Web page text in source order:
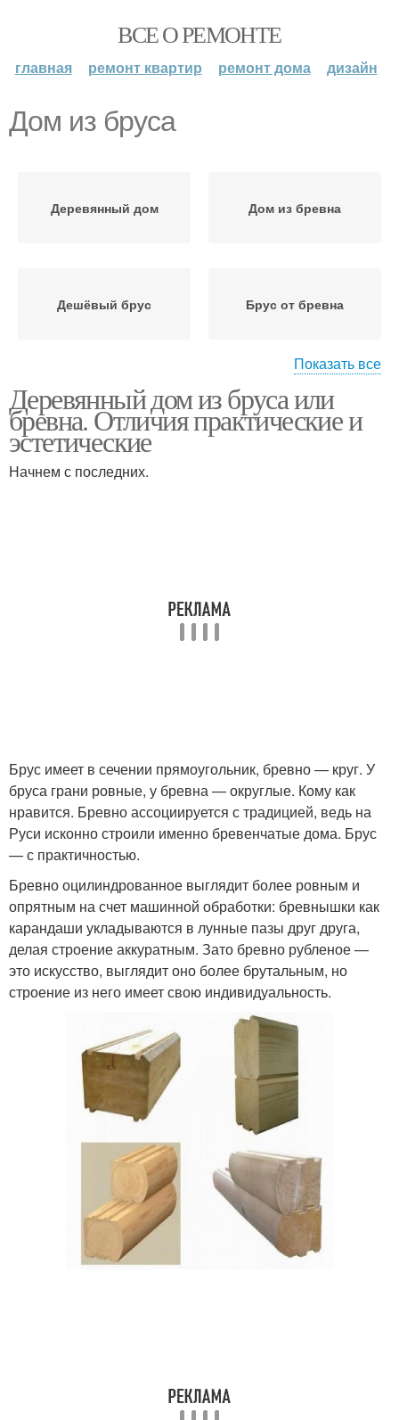
ВСЕ О РЕМОНТЕ
главная ремонт квартир ремонт дома дизайн
Дом из бруса
Деревянный дом Дом из бревна
Дешёвый брус Брус от бревна
Дом из сруба Каркасный дом
Клееный брус Теплый дом
проживания
Недорогой дом
Бюджетный дом Загородный дом
Дом с большой
верандой
Одноэтажный дом
Двухэтажный дом
Показать все
Деревянный дом из бруса или
бревна. Отличия практические и
эстетические
Начнем с последних.
Брус имеет в сечении прямоугольник, бревно — круг. У
бруса грани ровные, у бревна — округлые. Кому как
нравится. Бревно ассоциируется с традицией, ведь на
Руси исконно строили именно бревенчатые дома. Брус
— с практичностью.
Бревно оцилиндрованное выглядит более ровным и
опрятным на счет машинной обработки: бревнышки как
карандаши укладываются в лунные пазы друг друга,
делая строение аккуратным. Зато бревно рубленое —
это искусство, выглядит оно более брутальным, но
строение из него имеет свою индивидуальность.